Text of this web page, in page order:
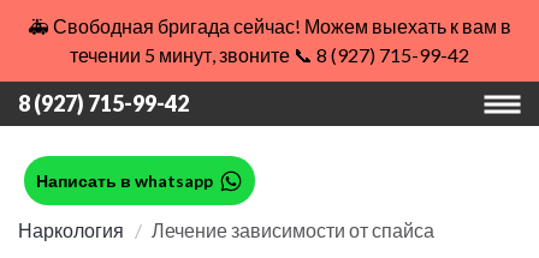
🚑 Свободная бригада сейчас! Можем выехать к вам в
течении 5 минут, звоните 📞 8 (927) 715-99-42
8 (927) 715-99-42
Написать в whatsapp
Наркология Лечение зависимости от спайса